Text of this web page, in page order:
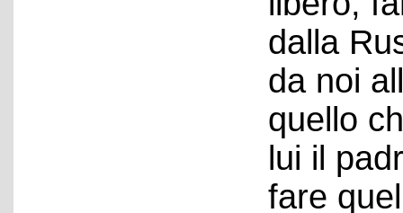
dalla
da noi
quello
lui il
fare